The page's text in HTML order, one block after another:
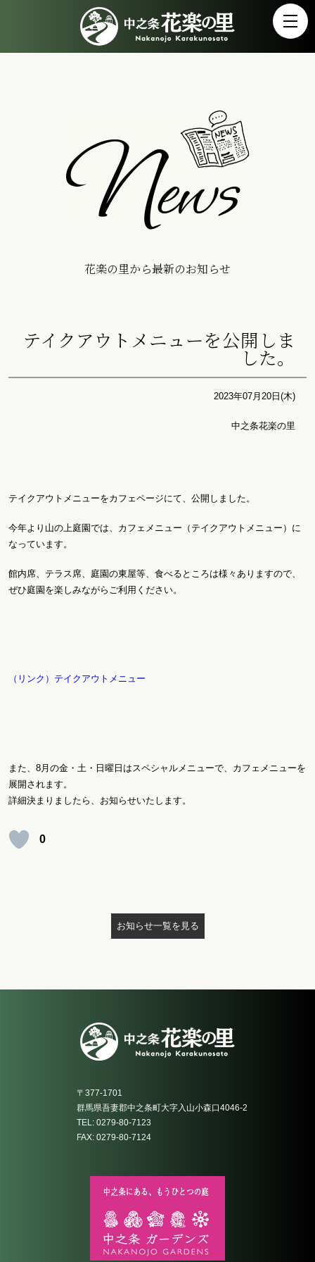
花楽の里から最新のお知らせ
テイクアウトメニューを公開しま
した。
2023年07月20日(木)
中之条花楽の里
テイクアウトメニューをカフェページにて、公開しました。
今年より山の上庭園では、カフェメニュー（テイクアウトメニュー）に
なっています。
館内席、テラス席、庭園の東屋等、食べるところは様々ありますので、
ぜひ庭園を楽しみながらご利用ください。
（リンク）テイクアウトメニュー
また、8月の金・土・日曜日はスペシャルメニューで、カフェメニューを
展開されます。
詳細決まりましたら、お知らせいたします。
0
お知らせ一覧を見る
〒377-1701
群馬県吾妻郡中之条町大字入山小森口4046-2
TEL: 0279-80-7123
FAX: 0279-80-7124